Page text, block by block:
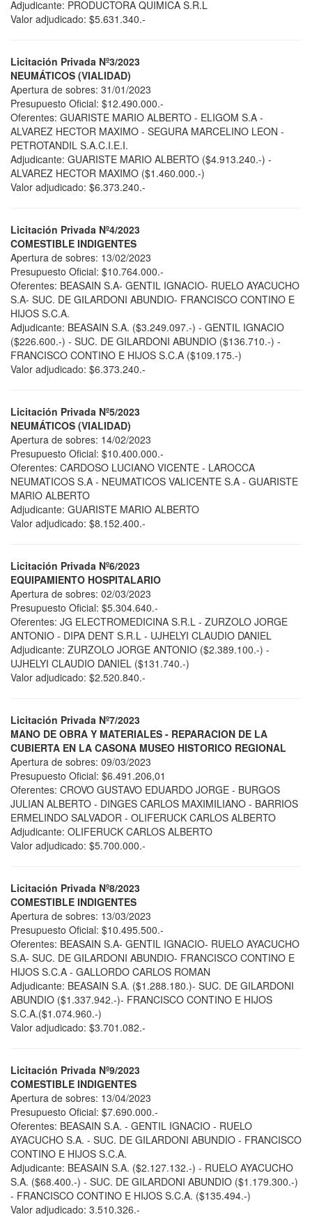
Adjudicante: PRODUCTORA QUIMICA S.R.L
Valor adjudicado: $5.631.340.-
Licitación Privada Nº3/2023
NEUMÁTICOS (VIALIDAD)
Apertura de sobres: 31/01/2023
Presupuesto Oficial: $12.490.000.-
Oferentes: GUARISTE MARIO ALBERTO - ELIGOM S.A -
ALVAREZ HECTOR MAXIMO - SEGURA MARCELINO LEON -
PETROTANDIL S.A.C.I.E.I.
Adjudicante: GUARISTE MARIO ALBERTO ($4.913.240.-) -
ALVAREZ HECTOR MAXIMO ($1.460.000.-)
Valor adjudicado: $6.373.240.-
Licitación Privada Nº4/2023
COMESTIBLE INDIGENTES
Apertura de sobres: 13/02/2023
Presupuesto Oficial: $10.764.000.-
Oferentes: BEASAIN S.A- GENTIL IGNACIO- RUELO AYACUCHO
S.A- SUC. DE GILARDONI ABUNDIO- FRANCISCO CONTINO E
HIJOS S.C.A.
Adjudicante: BEASAIN S.A. ($3.249.097.-) - GENTIL IGNACIO
($226.600.-) - SUC. DE GILARDONI ABUNDIO ($136.710.-) -
FRANCISCO CONTINO E HIJOS S.C.A ($109.175.-)
Valor adjudicado: $6.373.240.-
Licitación Privada Nº5/2023
NEUMÁTICOS (VIALIDAD)
Apertura de sobres: 14/02/2023
Presupuesto Oficial: $10.400.000.-
Oferentes: CARDOSO LUCIANO VICENTE - LAROCCA
NEUMATICOS S.A - NEUMATICOS VALICENTE S.A - GUARISTE
MARIO ALBERTO
Adjudicante: GUARISTE MARIO ALBERTO
Valor adjudicado: $8.152.400.-
Licitación Privada Nº6/2023
EQUIPAMIENTO HOSPITALARIO
Apertura de sobres: 02/03/2023
Presupuesto Oficial: $5.304.640.-
Oferentes: JG ELECTROMEDICINA S.R.L - ZURZOLO JORGE
ANTONIO - DIPA DENT S.R.L - UJHELYI CLAUDIO DANIEL
Adjudicante: ZURZOLO JORGE ANTONIO ($2.389.100.-) -
UJHELYI CLAUDIO DANIEL ($131.740.-)
Valor adjudicado: $2.520.840.-
Licitación Privada Nº7/2023
MANO DE OBRA Y MATERIALES - REPARACION DE LA
CUBIERTA EN LA CASONA MUSEO HISTORICO REGIONAL
Apertura de sobres: 09/03/2023
Presupuesto Oficial: $6.491.206,01
Oferentes: CROVO GUSTAVO EDUARDO JORGE - BURGOS
JULIAN ALBERTO - DINGES CARLOS MAXIMILIANO - BARRIOS
ERMELINDO SALVADOR - OLIFERUCK CARLOS ALBERTO
Adjudicante: OLIFERUCK CARLOS ALBERTO
Valor adjudicado: $5.700.000.-
Licitación Privada Nº8/2023
COMESTIBLE INDIGENTES
Apertura de sobres: 13/03/2023
Presupuesto Oficial: $10.495.500.-
Oferentes: BEASAIN S.A- GENTIL IGNACIO- RUELO AYACUCHO
S.A- SUC. DE GILARDONI ABUNDIO- FRANCISCO CONTINO E
HIJOS S.C.A - GALLORDO CARLOS ROMAN
Adjudicante: BEASAIN S.A. ($1.288.180.)- SUC. DE GILARDONI
ABUNDIO ($1.337.942.-)- FRANCISCO CONTINO E HIJOS
S.C.A.($1.074.960.-)
Valor adjudicado: $3.701.082.-
Licitación Privada Nº9/2023
COMESTIBLE INDIGENTES
Apertura de sobres: 13/04/2023
Presupuesto Oficial: $7.690.000.-
Oferentes: BEASAIN S.A. - GENTIL IGNACIO - RUELO
AYACUCHO S.A. - SUC. DE GILARDONI ABUNDIO - FRANCISCO
CONTINO E HIJOS S.C.A.
Adjudicante: BEASAIN S.A. ($2.127.132.-) - RUELO AYACUCHO
S.A. ($68.400.-) - SUC. DE GILARDONI ABUNDIO ($1.179.300.-)
- FRANCISCO CONTINO E HIJOS S.C.A. ($135.494.-)
Valor adjudicado: 3.510.326.-